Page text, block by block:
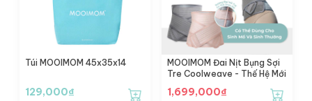
Túi MOOIMOM 45x35x14
129,000₫
MOOIMOM Đai Nịt Bụng Sợi
Tre Coolweave - Thế Hệ Mới
1,699,000₫